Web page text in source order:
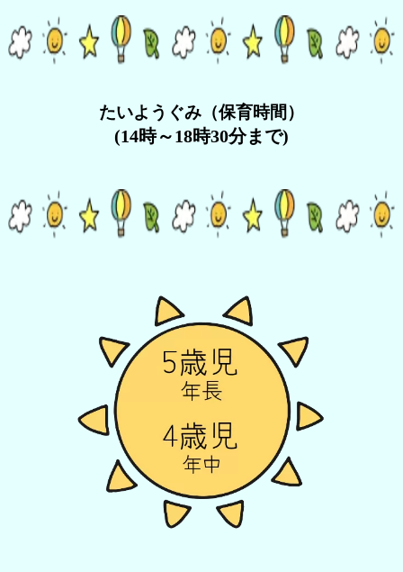
たいようぐみ（保育時間）
(14時～18時30分まで)